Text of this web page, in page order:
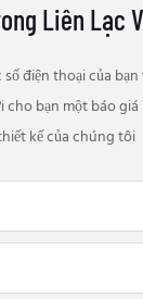
Liên Lạc
số điện thoại của
bạn một báo
kế của chúng tôi